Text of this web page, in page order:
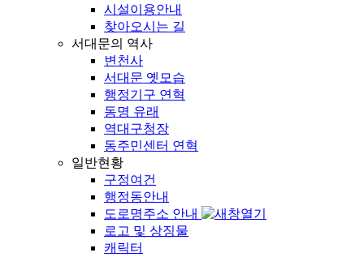
시설이용안내
찾아오시는 길
서대문의 역사
변천사
서대문 옛모습
행정기구 연혁
동명 유래
역대구청장
동주민센터 연혁
일반현황
구정여건
행정동안내
도로명주소 안내
로고 및 상징물
캐릭터